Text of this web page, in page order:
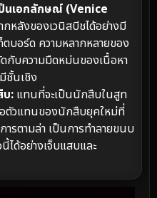
นเอกลักษณ์ (Venice
กหลังของเวนิสบีชได้อย่างมี
บอร์ด ความหลากหลายของ
กับความมืดหม่นของเนื้อหา
ชั้นเชิง
บ: แทนที่จะเป็นนักสืบในสูท
ตัวแทนของนักสืบยุคใหม่ที่
รตามล่า เป็นการทำลายขนบ
ได้อย่างเจ็บแสบและ